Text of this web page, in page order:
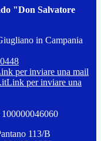
"Don Salvatore
in Campania
per inviare una mail
Link per inviare una
113/B